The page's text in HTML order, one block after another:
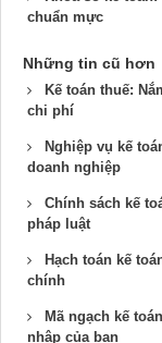
chuẩn mực
Những tin cũ hơn
Kế toán thuế:
chi phí
Nghiệp vụ kế
doanh nghiệp
Chính sách kế
pháp luật
Hạch toán kế
chính
Mã ngạch kế
nhập của bạn